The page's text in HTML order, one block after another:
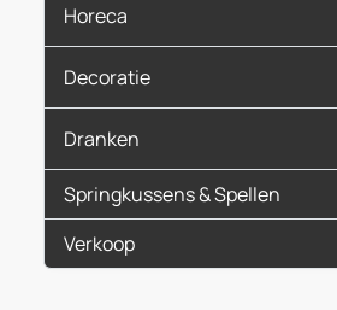
Horeca
Decoratie
Dranken
Springkussens & Spellen
Verkoop